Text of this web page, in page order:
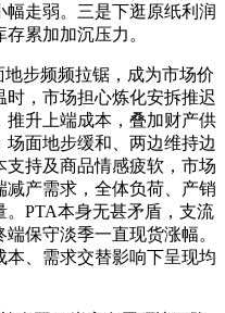
走弱。三是下逛原纸利润
累加加沉压力。
步频频拉锯，成为市场价
，市场担心炼化安拆推迟
升上端成本，叠加财产供
面地步缓和、两边维持边
持及商品情感疲软，市场
产需求，全体负荷、产销
PTA本身无甚矛盾，支流
保守淡季一直现货涨幅。
、需求交替影响下呈现均